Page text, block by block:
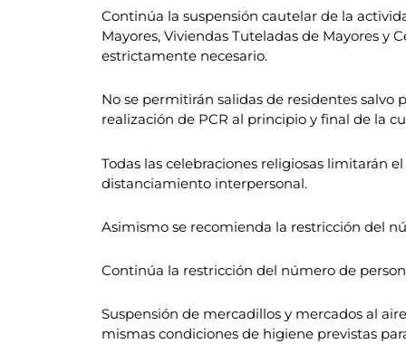
Continúa la suspensión cautelar de la
Mayores, Viviendas Tuteladas de Mayores y
estrictamente necesario.
No se permitirán salidas de residentes salvo
realización de PCR al principio y final de la
Todas las celebraciones religiosas limitarán
distanciamiento interpersonal.
Asimismo se recomienda la restricción del
Continúa la restricción del número de
Suspensión de mercadillos y mercados al
mismas condiciones de higiene previstas